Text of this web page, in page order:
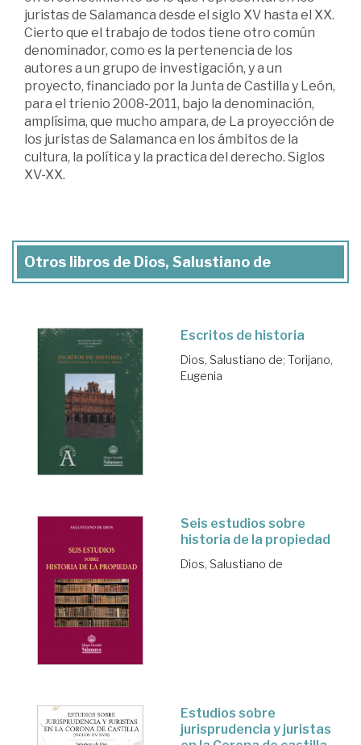
juristas de Salamanca desde el siglo XV hasta el XX.
Cierto que el trabajo de todos tiene otro común
denominador, como es la pertenencia de los
autores a un grupo de investigación, y a un
proyecto, financiado por la Junta de Castilla y León,
para el trienio 2008-2011, bajo la denominación,
amplísima, que mucho ampara, de La proyección de
los juristas de Salamanca en los ámbitos de la
cultura, la política y la practica del derecho. Siglos
XV-XX.
Otros libros de Dios, Salustiano de
Escritos de historia
Dios, Salustiano de; Torijano,
Eugenia
Seis estudios sobre
historia de la propiedad
Dios, Salustiano de
Estudios sobre
jurisprudencia y juristas